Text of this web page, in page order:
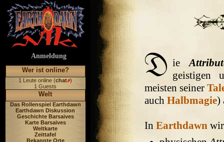
Anmeldung
Wer ist online?
1 Leute online (chat )
1 Guests
Welt
Das Rollenspiel Earthdawn
Earthdawn Diskussion
Geschichte Barsaives
Karte Barsaives
Weltkarte
Zeittafel
Bekannte Orte
ie
geistigen
meisten seiner
auch Halbmagie)
In Earthdawn